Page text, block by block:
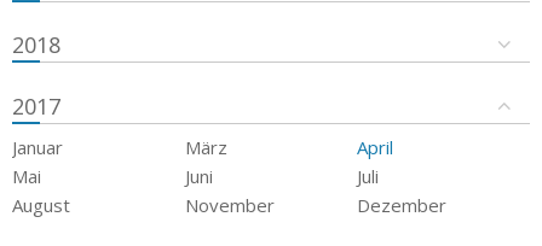
2018
2017
Januar März
April
Mai
Juni
Juli
August
November Dezember